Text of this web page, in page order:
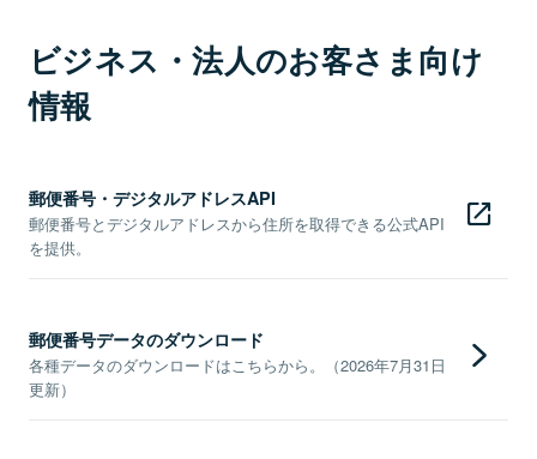
ビジネス・法人のお客さま向け
情報
郵便番号・デジタルアドレスAPI
郵便番号とデジタルアドレスから住所を取得できる公式API
を提供。
郵便番号データのダウンロード
各種データのダウンロードはこちらから。（2026年7月31日
更新）